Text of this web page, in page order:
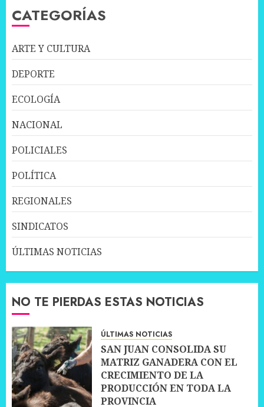
CATEGORÍAS
ARTE Y CULTURA
DEPORTE
ECOLOGÍA
NACIONAL
POLICIALES
POLÍTICA
REGIONALES
SINDICATOS
ÚLTIMAS NOTICIAS
NO TE PIERDAS ESTAS NOTICIAS
ÚLTIMAS NOTICIAS
SAN JUAN CONSOLIDA SU
MATRIZ GANADERA CON EL
CRECIMIENTO DE LA
PRODUCCIÓN EN TODA LA
PROVINCIA